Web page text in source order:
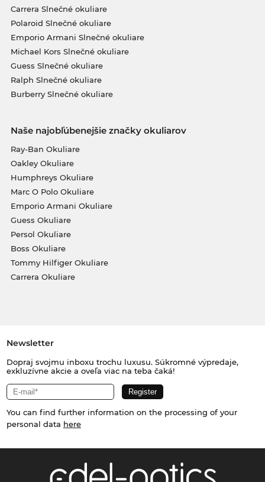
Carrera Slnečné okuliare
Polaroid Slnečné okuliare
Emporio Armani Slnečné okuliare
Michael Kors Slnečné okuliare
Guess Slnečné okuliare
Ralph Slnečné okuliare
Burberry Slnečné okuliare
Naše najobľúbenejšie značky okuliarov
Ray-Ban Okuliare
Oakley Okuliare
Humphreys Okuliare
Marc O Polo Okuliare
Emporio Armani Okuliare
Guess Okuliare
Persol Okuliare
Boss Okuliare
Tommy Hilfiger Okuliare
Carrera Okuliare
Newsletter
Dopraj svojmu inboxu trochu luxusu. Súkromné výpredaje,
exkluzívne akcie a oveľa viac na teba čaká!
You can find further information on the processing of your
personal data here